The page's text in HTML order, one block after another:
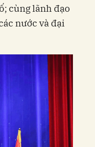
cùng lãnh đạo
nước và đại